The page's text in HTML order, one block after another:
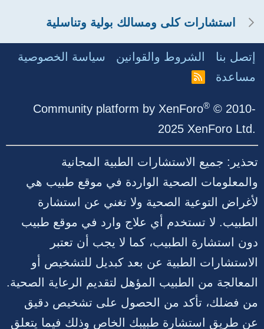
استشارات كلى ومسالك بولية وتناسلية
إتصل بنا الشروط والقوانين
سياسة الخصوصية
مساعدة
R
Community platform by XenForo® © 2010-
2025 XenForo Ltd.
تحذير: جميع الاستشارات الطبية المجانية
والمعلومات الصحية الواردة في موقع طبيب هي
لأغراض التوعية الصحية ولا تغني عن استشارة
الطبيب. لا تستخدم أي علاج وارد في موقع طبيب
دون استشارة الطبيب، كما لا يجب أن تعتبر
الاستشارات الطبية عن بعد كبديل للتشخيص أو
المعالجة من الطبيب المؤهل لتقديم الرعاية الصحية.
من فضلك، تأكد من الحصول على تشخيص دقيق
عن طريق استشارة طبيبك الخاص وذلك فيما يتعلق